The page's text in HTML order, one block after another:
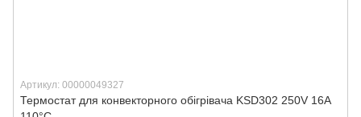
Артикул: 00000049327
Термостат для конвекторного обігрівача KSD302 250V 16A